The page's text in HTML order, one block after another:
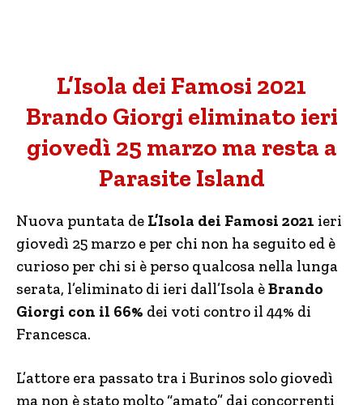
L’Isola dei Famosi 2021
Brando Giorgi eliminato ieri
giovedì 25 marzo ma resta a
Parasite Island
Nuova puntata de L’Isola dei Famosi 2021 ieri
giovedì 25 marzo e per chi non ha seguito ed è
curioso per chi si è perso qualcosa nella lunga
serata, l’eliminato di ieri dall’Isola èBrando
Giorgi con il 66% dei voti contro il 44% di
Francesca.
L’attore era passato tra i Burinos solo giovedì
ma non è stato molto “amato” dai concorrenti